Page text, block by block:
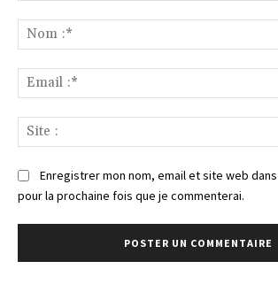
Enregistrer mon nom, email et site web
pour la prochaine fois que je commenterai.